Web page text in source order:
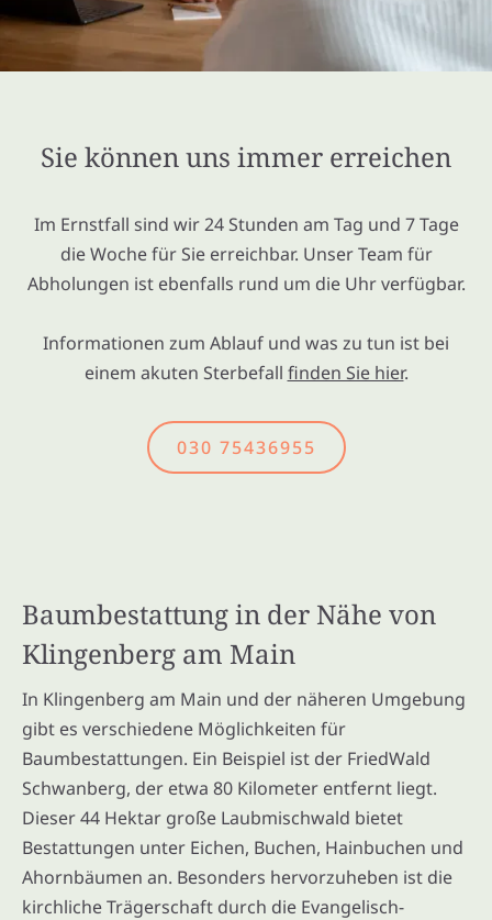
Sie können uns immer erreichen
Im Ernstfall sind wir 24 Stunden am Tag und 7 Tage
die Woche für Sie erreichbar. Unser Team für
Abholungen ist ebenfalls rund um die Uhr verfügbar.
Informationen zum Ablauf und was zu tun ist bei
einem akuten Sterbefall finden Sie hier.
030 75436955
Baumbestattung in der Nähe von
Klingenberg am Main
In Klingenberg am Main und der näheren Umgebung
gibt es verschiedene Möglichkeiten für
Baumbestattungen. Ein Beispiel ist der FriedWald
Schwanberg, der etwa 80 Kilometer entfernt liegt.
Dieser 44 Hektar große Laubmischwald bietet
Bestattungen unter Eichen, Buchen, Hainbuchen und
Ahornbäumen an. Besonders hervorzuheben ist die
kirchliche Trägerschaft durch die Evangelisch-